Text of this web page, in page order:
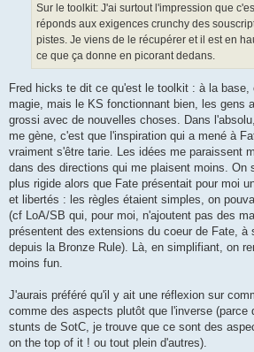
Sur le toolkit: J'ai surtout l'impression que
réponds aux exigences crunchy des
pistes. Je viens de le récupérer et il est en
ce que ça donne en picorant dedans.
Fred hicks te dit ce qu'est le toolkit : à la base,
magie, mais le KS fonctionnant bien, les gens
grossi avec de nouvelles choses. Dans
me gène, c'est que l'inspiration qui a mené à
vraiment s'être tarie. Les idées me paraissent
dans des directions qui me plaisent moins. On
plus rigide alors que Fate présentait pour moi
et libertés : les règles étaient simples, on
(cf LoA/SB qui, pour moi, n'ajoutent pas des
présentent des extensions du coeur de Fate, à
depuis la Bronze Rule). Là, en simplifiant, on
moins fun.
J'aurais préféré qu'il y ait une réflexion sur
comme des aspects plutôt que l'inverse (parce
stunts de SotC, je trouve que ce sont des
on the top of it ! ou tout plein d'autres).